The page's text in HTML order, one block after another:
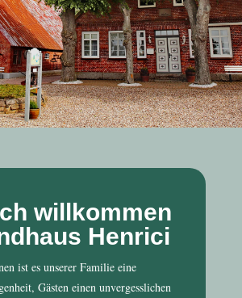
willkommen
Henrici
ist es unserer Familie eine
Gästen einen unvergesslichen